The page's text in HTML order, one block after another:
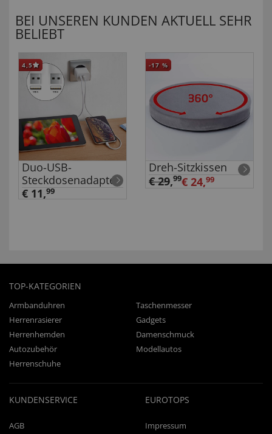
BEI UNSEREN KUNDEN AKTUELL SEHR
BELIEBT
4,5
Duo-USB-
Steckdosenadapter
€ 11,99
-17 %
Dreh-Sitzkissen
€ 29,99€ 24,99
TOP-KATEGORIEN
Armbanduhren
Taschenmesser
Herrenrasierer
Gadgets
Herrenhemden
Damenschmuck
Autozubehör
Modellautos
Herrenschuhe
KUNDENSERVICE
AGB
EUROTOPS
Impressum